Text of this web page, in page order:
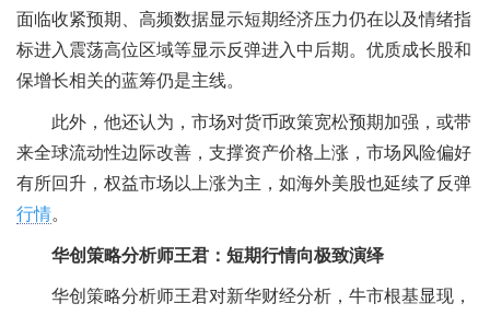
面临收紧预期、高频数据显示短期经济压力仍在以及情绪指
标进入震荡高位区域等显示反弹进入中后期。优质成长股和
保增长相关的蓝筹仍是主线。
此外，他还认为，市场对货币政策宽松预期加强，或带
来全球流动性边际改善，支撑资产价格上涨，市场风险偏好
有所回升，权益市场以上涨为主，如海外美股也延续了反弹
行情。
华创策略分析师王君：短期行情向极致演绎
华创策略分析师王君对新华财经分析，牛市根基显现，